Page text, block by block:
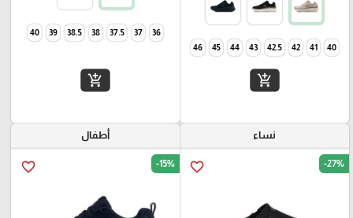
40
41
42
42.5
43
44
45
46
add_shopping_cart
36
37
37.5
38
38.5
39
40
add_shopping_cart
نساء
favorite_border -27%
أطفال
favorite_border -15%